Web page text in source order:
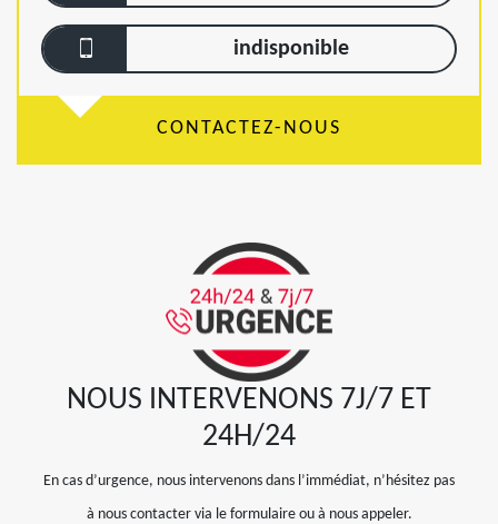
indisponible
CONTACTEZ-NOUS
NOUS INTERVENONS 7J/7 ET
24H/24
En cas d’urgence, nous intervenons dans l’immédiat, n’hésitez pas
à nous contacter via le formulaire ou à nous appeler.